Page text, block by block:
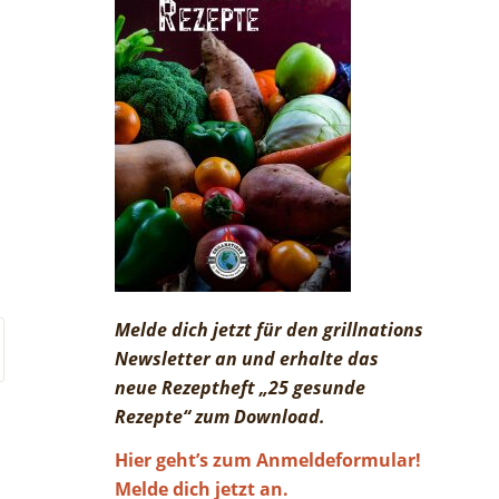
Melde dich jetzt für den grillnations
Newsletter an und erhalte das
neue Rezeptheft „25 gesunde
Rezepte“ zum Download.
Hier geht’s zum Anmeldeformular!
Melde dich jetzt an.